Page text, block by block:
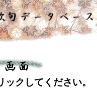
クしてください。